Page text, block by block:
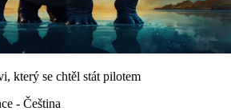
který se chtěl stát pilotem
- Čeština